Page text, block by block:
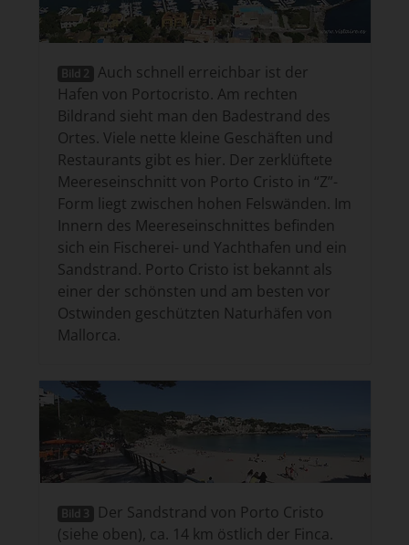
Bild 2 Auch schnell erreichbar ist der
Hafen von Portocristo. Am rechten
Bildrand sieht man den Badestrand des
Ortes. Viele nette kleine Geschäften und
Restaurants gibt es hier. Der zerklüftete
Meereseinschnitt von Porto Cristo in “Z”-
Form liegt zwischen hohen Felswänden. Im
Innern des Meereseinschnittes befinden
sich ein Fischerei- und Yachthafen und ein
Sandstrand. Porto Cristo ist bekannt als
einer der schönsten und am besten vor
Ostwinden geschützten Naturhäfen von
Mallorca.
Bild 3
Der Sandstrand von Porto Cristo
(siehe oben), ca. 14 km östlich der Finca.